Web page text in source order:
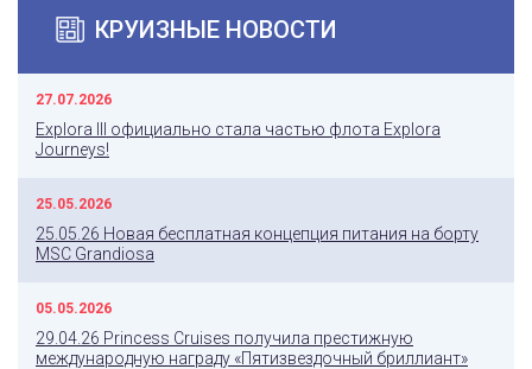
КРУИЗНЫЕ НОВОСТИ
27.07.2026
Explora III официально стала частью флота Explora
Journeys!
25.05.2026
25.05.26 Новая бесплатная концепция питания на борту
MSC Grandiosa
05.05.2026
29.04.26 Princess Cruises получила престижную
международную награду «Пятизвездочный бриллиант»